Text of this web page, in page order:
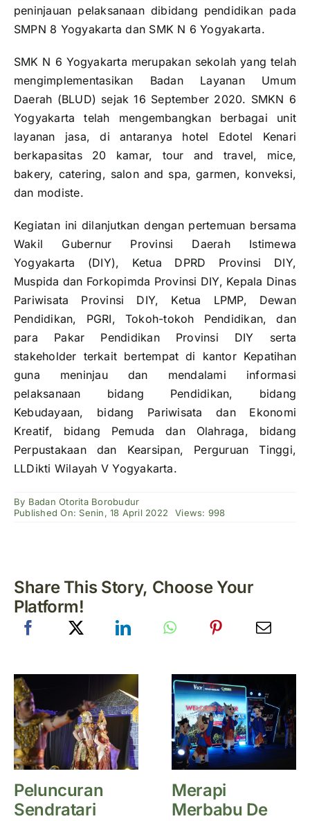
peninjauan pelaksanaan dibidang pendidikan pada
SMPN 8 Yogyakarta dan SMK N 6 Yogyakarta.
SMK N 6 Yogyakarta merupakan sekolah yang telah
mengimplementasikan Badan Layanan Umum
Daerah (BLUD) sejak 16 September 2020. SMKN 6
Yogyakarta telah mengembangkan berbagai unit
layanan jasa, di antaranya hotel Edotel Kenari
berkapasitas 20 kamar, tour and travel, mice,
bakery, catering, salon and spa, garmen, konveksi,
dan modiste.
Kegiatan ini dilanjutkan dengan pertemuan bersama
Wakil Gubernur Provinsi Daerah Istimewa
Yogyakarta (DIY), Ketua DPRD Provinsi DIY,
Muspida dan Forkopimda Provinsi DIY, Kepala Dinas
Pariwisata Provinsi DIY, Ketua LPMP, Dewan
Pendidikan, PGRI, Tokoh-tokoh Pendidikan, dan
para Pakar Pendidikan Provinsi DIY serta
stakeholder terkait bertempat di kantor Kepatihan
guna meninjau dan mendalami informasi
pelaksanaan bidang Pendidikan, bidang
Kebudayaan, bidang Pariwisata dan Ekonomi
Kreatif, bidang Pemuda dan Olahraga, bidang
Perpustakaan dan Kearsipan, Perguruan Tinggi,
LLDikti Wilayah V Yogyakarta.
By Badan Otorita Borobudur
Published On: Senin, 18 April 2022
Views: 998
Share This Story, Choose Your
Platform!
Peluncuran
Sendratari
Merapi
Merbabu De